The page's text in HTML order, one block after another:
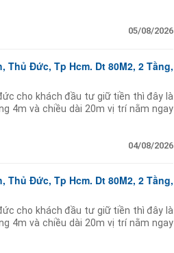
05/08/2026
Thủ Đức, Tp Hcm. Dt 80M2, 2 Tầng,
cho khách đầu tư giữ tiền thì đây là
4m và chiều dài 20m vị trí nằm ngay
04/08/2026
Thủ Đức, Tp Hcm. Dt 80M2, 2 Tầng,
cho khách đầu tư giữ tiền thì đây là
4m và chiều dài 20m vị trí nằm ngay